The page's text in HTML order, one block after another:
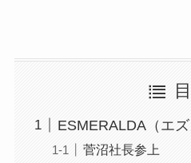
ESMERALDA（エ
菅沼社長参上